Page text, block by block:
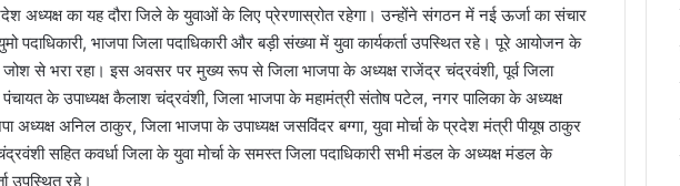
अध्यक्ष का यह दौरा जिले के युवाओं के लिए प्रेरणास्रोत रहेगा। उन्होंने संगठन में नई ऊर्जा का संचार
पदाधिकारी, भाजपा जिला पदाधिकारी और बड़ी संख्या में युवा कार्यकर्ता उपस्थित रहे। पूरे आयोजन के
जोश से भरा रहा। इस अवसर पर मुख्य रूप से जिला भाजपा के अध्यक्ष राजेंद्र चंद्रवंशी, पूर्व जिला
के उपाध्यक्ष कैलाश चंद्रवंशी, जिला भाजपा के महामंत्री संतोष पटेल, नगर पालिका के अध्यक्ष
अध्यक्ष अनिल ठाकुर, जिला भाजपा के उपाध्यक्ष जसविंदर बग्गा, युवा मोर्चा के प्रदेश मंत्री पीयूष ठाकुर
सहित कवर्धा जिला के युवा मोर्चा के समस्त जिला पदाधिकारी सभी मंडल के अध्यक्ष मंडल के
उपस्थित रहे।